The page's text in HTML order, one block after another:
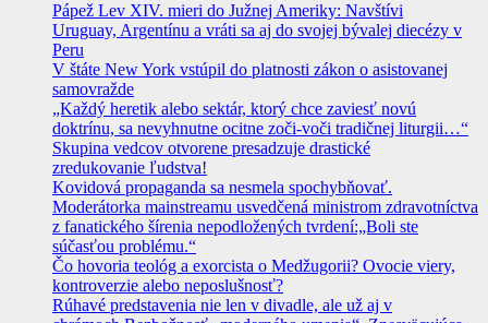
Pápež Lev XIV. mieri do Južnej Ameriky: Navštívi
Uruguay, Argentínu a vráti sa aj do svojej bývalej diecézy v
Peru
V štáte New York vstúpil do platnosti zákon o asistovanej
samovražde
„Každý heretik alebo sektár, ktorý chce zaviesť novú
doktrínu, sa nevyhnutne ocitne zoči-voči tradičnej liturgii…“
Skupina vedcov otvorene presadzuje drastické
zredukovanie ľudstva!
Kovidová propaganda sa nesmela spochybňovať.
Moderátorka mainstreamu usvedčená ministrom zdravotníctva
z fanatického šírenia nepodložených tvrdení:„Boli ste
súčasťou problému.“
Čo hovoria teológ a exorcista o Medžugorii? Ovocie viery,
kontroverzie alebo neposlušnosť?
Rúhavé predstavenia nie len v divadle, ale už aj v